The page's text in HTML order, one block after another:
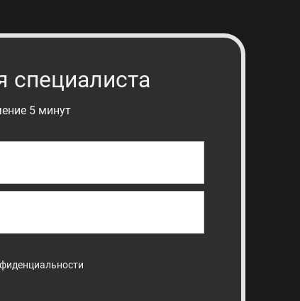
специалиста
5 минут